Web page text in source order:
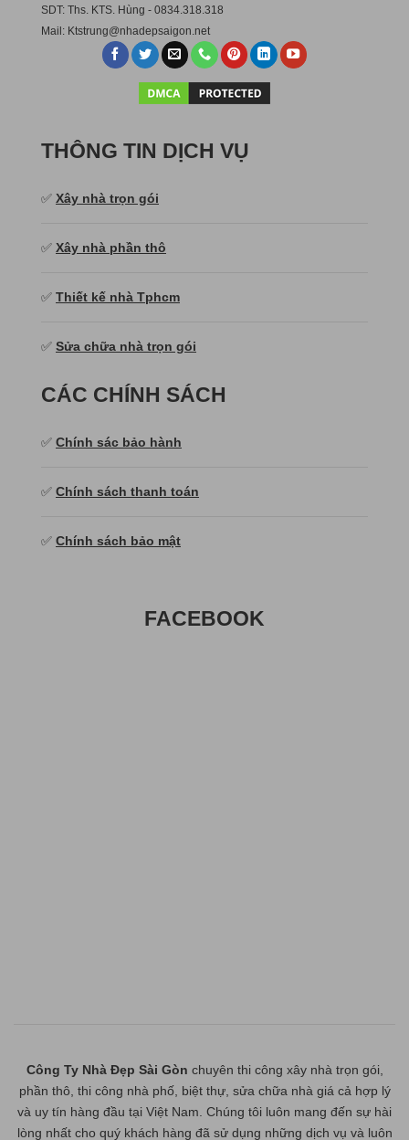
SDT: Ths. KTS. Hùng - 0834.318.318
Mail: Ktstrung@nhadepsaigon.net
THÔNG TIN DỊCH VỤ
✅ Xây nhà trọn gói
✅ Xây nhà phần thô
✅ Thiết kế nhà Tphcm
✅ Sửa chữa nhà trọn gói
CÁC CHÍNH SÁCH
✅ Chính sác bảo hành
✅ Chính sách thanh toán
✅ Chính sách bảo mật
FACEBOOK
Công Ty Nhà Đẹp Sài Gòn chuyên thi công xây nhà trọn gói,
phần thô, thi công nhà phố, biệt thự, sửa chữa nhà giá cả hợp lý
và uy tín hàng đầu tại Việt Nam. Chúng tôi luôn mang đến sự hài
lòng nhất cho quý khách hàng đã sử dụng những dịch vụ và luôn